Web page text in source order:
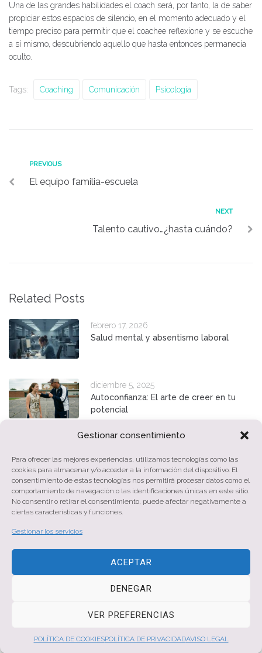
Gestionar consentimiento
Para ofrecer las mejores experiencias, utilizamos tecnologías como las
cookies para almacenar y/o acceder a la información del dispositivo. El
consentimiento de estas tecnologías nos permitirá procesar datos como el
comportamiento de navegación o las identificaciones únicas en este sitio.
No consentir o retirar el consentimiento, puede afectar negativamente a
ciertas características y funciones.
Gestionar los servicios
ACEPTAR
DENEGAR
VER PREFERENCIAS
POLÍTICA DE COOKIESPOLÍTICA DE PRIVACIDADAVISO LEGAL
Una de las grandes habilidades el coach será, por tanto, la de saber
propiciar estos espacios de silencio, en el momento adecuado y el
tiempo preciso para permitir que el coachee reflexione y se escuche
a sí mismo, descubriendo aquello que hasta entonces permanecía
oculto.
Tags: Coaching Comunicación Psicología
Navegación
de
Previous
PREVIOUS
El equipo familia-escuela
NEXT
Talento cautivo…¿hasta cuándo?
Related Posts
febrero 17, 2026
Salud mental y absentismo laboral
diciembre 5, 2025
Autoconfianza: El arte de creer en tu
potencial
Eres más de lo que ves
febrero 23, 2025
¿Qué es la autoestima y cómo conseguir
© 2026 Gema Sancho | Todos los derechos reservados